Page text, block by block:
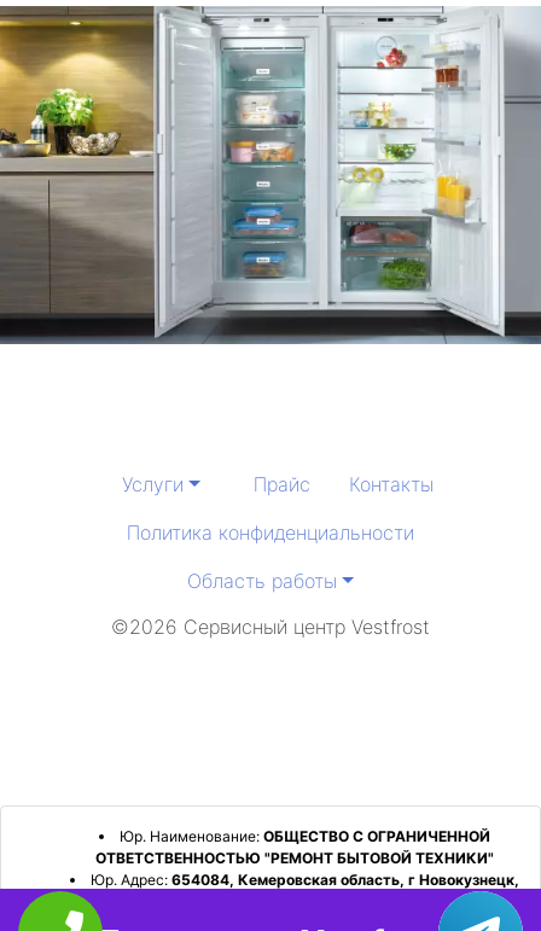
Услуги Прайс
Контакты
Политика конфиденциальности
Область работы
©2026 Сервисный центр Vestfrost
Юр. Наименование: ОБЩЕСТВО С ОГРАНИЧЕННОЙ
ОТВЕТСТВЕННОСТЬЮ "РЕМОНТ БЫТОВОЙ ТЕХНИКИ"
Юр. Адрес: 654084, Кемеровская область, г Новокузнецк,
р-н Орджоникидзевский, пр-кт Шахтеров, д. 31, кв. 2